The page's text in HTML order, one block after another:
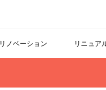
リノベーション リニュア